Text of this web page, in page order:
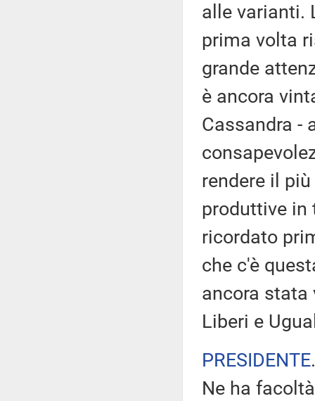
alle varianti.
prima volta
grande
è ancora
Cassandra -
rendere il
produttive in
ricordato
che c'è
ancora stata
Liberi e
PRESIDENTE
Ne ha